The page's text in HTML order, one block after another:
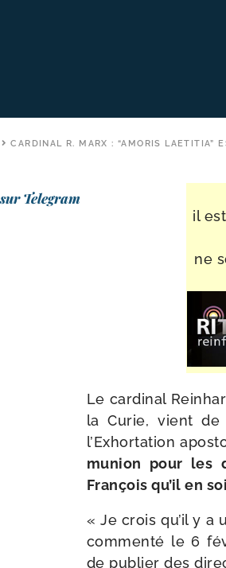
CARDINAL R. MARX : “AMORIS LAETITIA”
Telegram
il
ne
Le car­di­nal
la Curie, vient
l’Exhortation
mu­nion pour les
François qu’il en
« Je crois qu’il y
com­men­té le 6
de publier des